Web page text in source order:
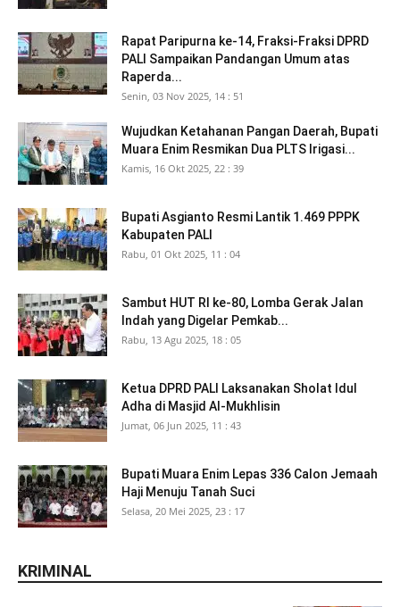
Rapat Paripurna ke-14, Fraksi-Fraksi DPRD
PALI Sampaikan Pandangan Umum atas
Raperda...
Senin, 03 Nov 2025, 14 : 51
Wujudkan Ketahanan Pangan Daerah, Bupati
Muara Enim Resmikan Dua PLTS Irigasi...
Kamis, 16 Okt 2025, 22 : 39
Bupati Asgianto Resmi Lantik 1.469 PPPK
Kabupaten PALI
Rabu, 01 Okt 2025, 11 : 04
Sambut HUT RI ke-80, Lomba Gerak Jalan
Indah yang Digelar Pemkab...
Rabu, 13 Agu 2025, 18 : 05
Ketua DPRD PALI Laksanakan Sholat Idul
Adha di Masjid Al-Mukhlisin
Jumat, 06 Jun 2025, 11 : 43
Bupati Muara Enim Lepas 336 Calon Jemaah
Haji Menuju Tanah Suci
Selasa, 20 Mei 2025, 23 : 17
KRIMINAL